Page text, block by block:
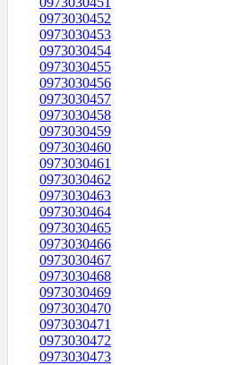
0973030452
0973030453
0973030454
0973030455
0973030456
0973030457
0973030458
0973030459
0973030460
0973030461
0973030462
0973030463
0973030464
0973030465
0973030466
0973030467
0973030468
0973030469
0973030470
0973030471
0973030472
0973030473